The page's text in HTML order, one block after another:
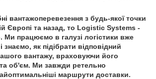
вантажоперевезення з будь-якої точки
Європі та назад, то Logistic Systems -
Ми працюємо в галузі логістики вже
знаємо, як підібрати відповідний
вантажу, враховуючи його
об'єм. Ми завжди ретельно
маршрути доставки.